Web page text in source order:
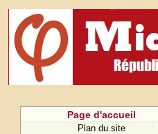
Page d'accueil
Plan du site